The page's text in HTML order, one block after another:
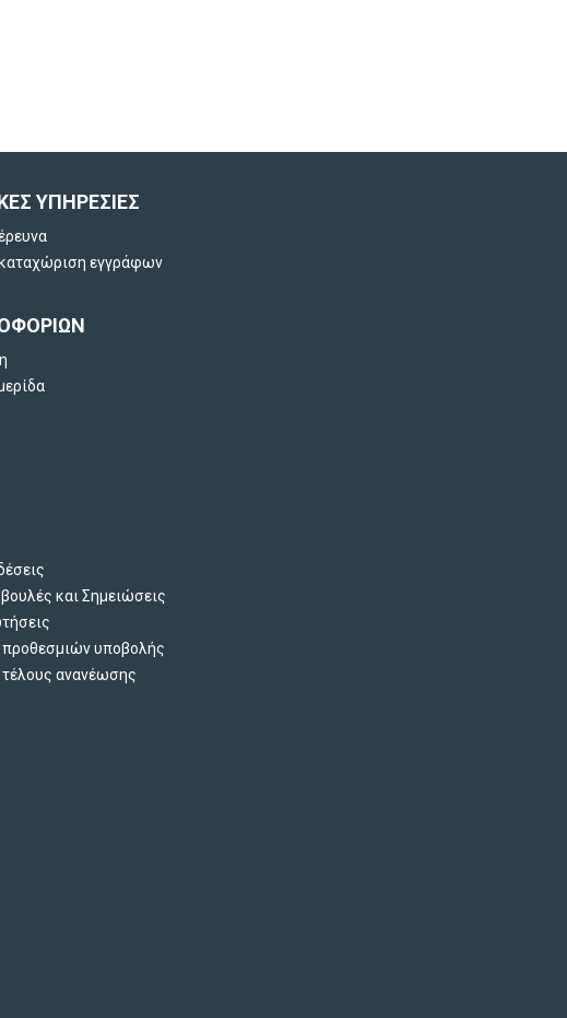
ΥΠΗΡΕΣΙΕΣ
εγγράφων
και Σημειώσεις
υποβολής
ανανέωσης